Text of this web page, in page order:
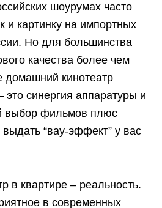
шоурумах часто
и картинку на импортных
Но для большинства
качества более чем
домашний кинотеатр
это синергия аппаратуры и
выбор фильмов плюс
“вау-эффект” у вас
в квартире – реальность.
в современных